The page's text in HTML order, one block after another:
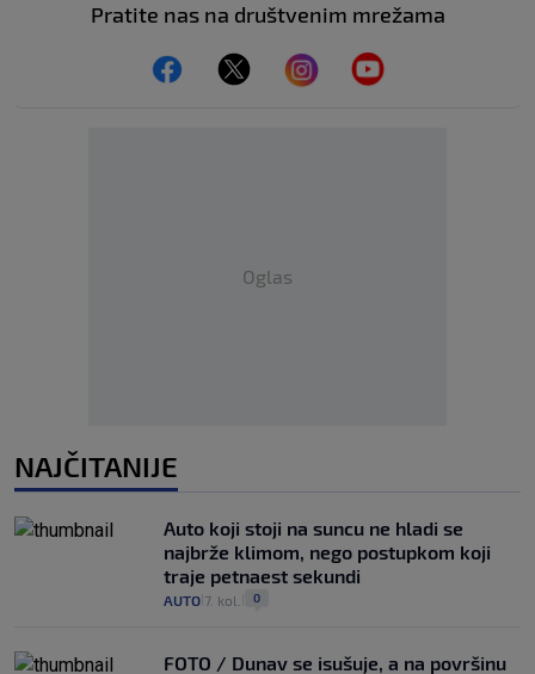
Pratite nas na društvenim mrežama
Oglas
NAJČITANIJE
Auto koji stoji na suncu ne hladi se
najbrže klimom, nego postupkom koji
traje petnaest sekundi
AUTO 7. kol. 0
FOTO / Dunav se isušuje, a na površinu